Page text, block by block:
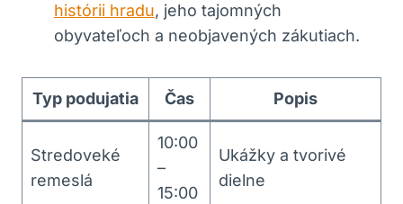
histórii hradu, jeho tajomných
obyvateľoch a neobjavených zákutiach.
Typ podujatia Čas Popis
Stredoveké
remeslá
10:00‌
–
15:00
Ukážky a ​tvorivé
dielne